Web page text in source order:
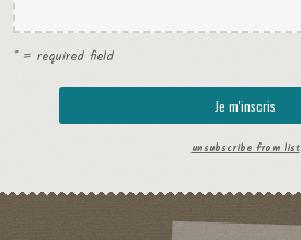
* = required field
unsubscribe from list